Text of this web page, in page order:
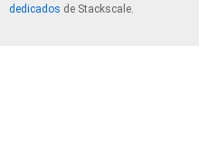
dedicados de Stackscale.